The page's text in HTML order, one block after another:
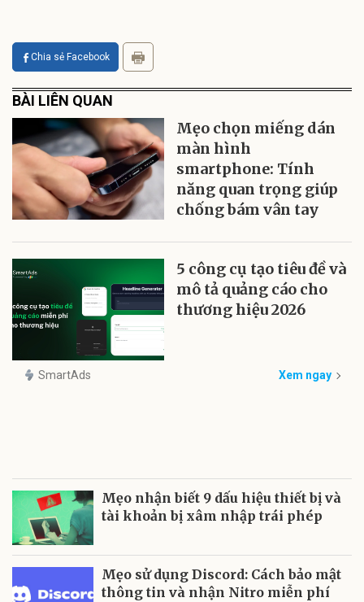
Chia sẻ Facebook
BÀI LIÊN QUAN
Mẹo chọn miếng dán
màn hình
smartphone: Tính
năng quan trọng giúp
chống bám vân tay
5 công cụ tạo tiêu đề và
mô tả quảng cáo cho
thương hiệu 2026
SmartAds Xem ngay
Mẹo nhận biết 9 dấu hiệu thiết bị và
tài khoản bị xâm nhập trái phép
Mẹo sử dụng Discord: Cách bảo mật
thông tin và nhận Nitro miễn phí